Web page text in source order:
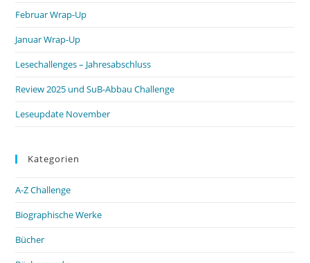
Februar Wrap-Up
Januar Wrap-Up
Lesechallenges – Jahresabschluss
Review 2025 und SuB-Abbau Challenge
Leseupdate November
Kategorien
A-Z Challenge
Biographische Werke
Bücher